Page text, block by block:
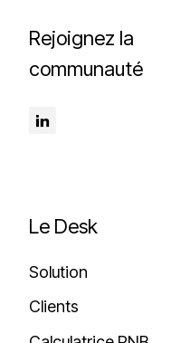
Rejoignez la
communauté
Le Desk
Solution
Clients